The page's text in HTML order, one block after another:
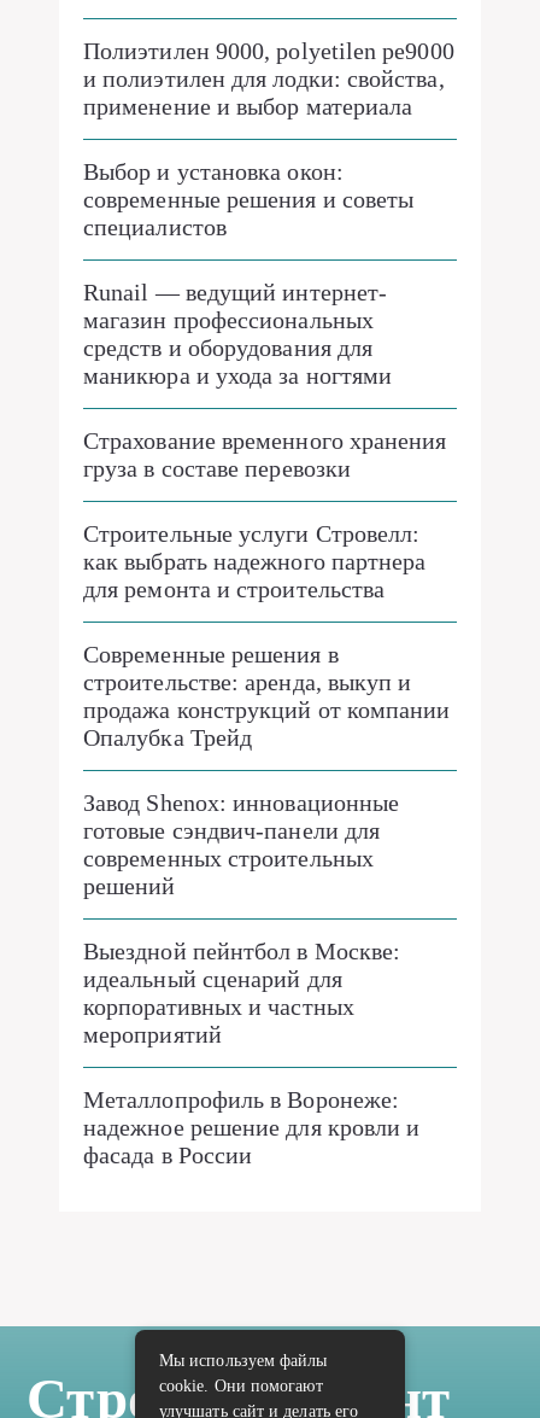
Полиэтилен 9000, polyetilen pe9000
и полиэтилен для лодки: свойства,
применение и выбор материала
Выбор и установка окон:
современные решения и советы
специалистов
Runail — ведущий интернет-
магазин профессиональных
средств и оборудования для
маникюра и ухода за ногтями
Страхование временного хранения
груза в составе перевозки
Строительные услуги Стровелл:
как выбрать надежного партнера
для ремонта и строительства
Современные решения в
строительстве: аренда, выкуп и
продажа конструкций от компании
Опалубка Трейд
Завод Shenox: инновационные
готовые сэндвич-панели для
современных строительных
решений
Выездной пейнтбол в Москве:
идеальный сценарий для
корпоративных и частных
мероприятий
Металлопрофиль в Воронеже:
надежное решение для кровли и
фасада в России
Стройка Ремонт
Мы используем файлы
cookie. Они помогают
улучшать сайт и делать его